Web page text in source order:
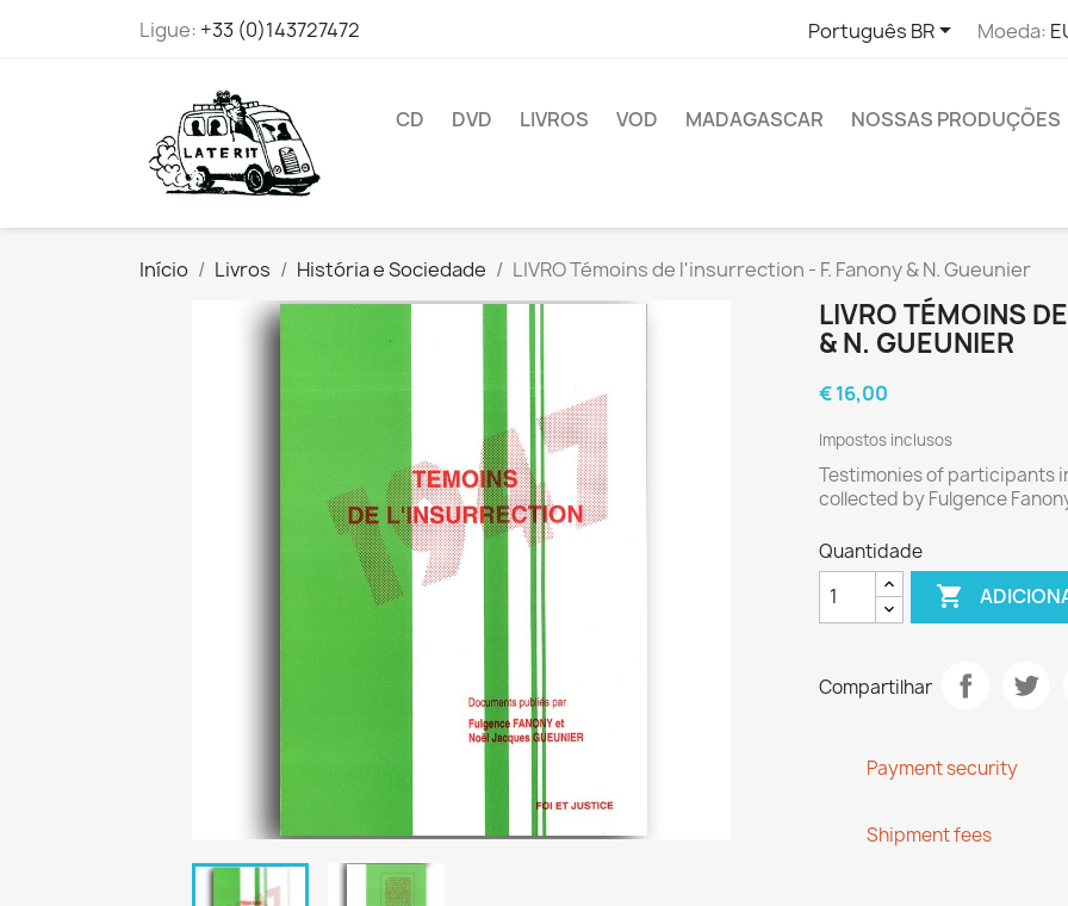
Ligue: +33 (0)143727472 Português BR Moeda:
CD DVD LIVROS VOD MADAGASCAR NOSSAS PRODUÇÕES
Início Livros História e Sociedade LIVRO Témoins de l'insurrection - F. Fanony & N. Gueunier
LIVRO TÉMOINS
& N. GUEUNIER
€ 16,00
Impostos inclusos
Testimonies of participants
collected by Fulgence
Quantidade

Compartilhar
Payment security
Shipment fees